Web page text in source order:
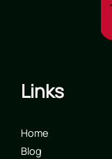
Links
Home
Blog